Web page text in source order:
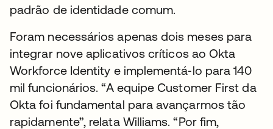
padrão de identidade comum.
Foram necessários apenas dois meses para
integrar nove aplicativos críticos ao Okta
Workforce Identity e implementá‑lo para 140
mil funcionários. “A equipe Customer First da
Okta foi fundamental para avançarmos tão
rapidamente”, relata Williams. “Por fim,